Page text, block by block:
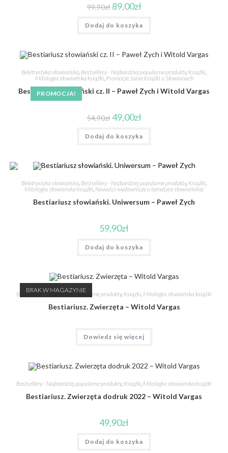
99,90zł 89,00zł
Dodaj do koszyka
PROMOCJA!
Beletrystyka słowiańska, Bestsellery - Najbardziej popularne produkty, Książki,
Mitologia słowiańska książki, Promocje, tanie książki o Słowianach
Bestiariusz słowiański cz. II – Paweł Zych i Witold Vargas
54,90zł 49,00zł
Dodaj do koszyka
Beletrystyka słowiańska, Bestsellery - Najbardziej popularne produkty, Książki,
Mitologia słowiańska książki, Nowości wydawnicze o tematyce słowiańskiej
Bestiariusz słowiański. Uniwersum – Paweł Zych
59,90zł
Dodaj do koszyka
BRAK W MAGAZYNIE
Bestsellery - Najbardziej popularne produkty, Książki, Mitologia słowiańska książki
Bestiariusz. Zwierzęta – Witold Vargas
Dowiedz się więcej
Bestsellery - Najbardziej popularne produkty, Książki, Mitologia słowiańska książki
Bestiariusz. Zwierzęta dodruk 2022 – Witold Vargas
49,90zł
Dodaj do koszyka